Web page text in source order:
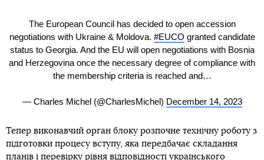
The European Council has decided to open accession
negotiations with Ukraine & Moldova. #EUCO granted candidate
status to Georgia. And the EU will open negotiations with Bosnia
and Herzegovina once the necessary degree of compliance with
the membership criteria is reached and…
— Charles Michel (@CharlesMichel) December 14, 2023
Тепер виконавчий орган блоку розпочне технічну роботу з
підготовки процесу вступу, яка передбачає складання
планів і перевірку рівня відповідності українського